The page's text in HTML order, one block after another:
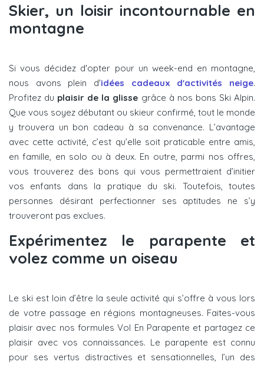
Skier, un loisir incontournable en
montagne
Si vous décidez d'opter pour un week-end en montagne,
nous avons plein d'idées cadeaux d'activités neige.
Profitez du plaisir de la glisse grâce à nos bons Ski Alpin.
Que vous soyez débutant ou skieur confirmé, tout le monde
y trouvera un bon cadeau à sa convenance. L’avantage
avec cette activité, c’est qu’elle soit praticable entre amis,
en famille, en solo ou à deux. En outre, parmi nos offres,
vous trouverez des bons qui vous permettraient d’initier
vos enfants dans la pratique du ski. Toutefois, toutes
personnes désirant perfectionner ses aptitudes ne s’y
trouveront pas exclues.
Expérimentez le parapente et
volez comme un oiseau
Le ski est loin d’être la seule activité qui s’offre à vous lors
de votre passage en régions montagneuses. Faites-vous
plaisir avec nos formules Vol En Parapente et partagez ce
plaisir avec vos connaissances. Le parapente est connu
pour ses vertus distractives et sensationnelles, l’un des